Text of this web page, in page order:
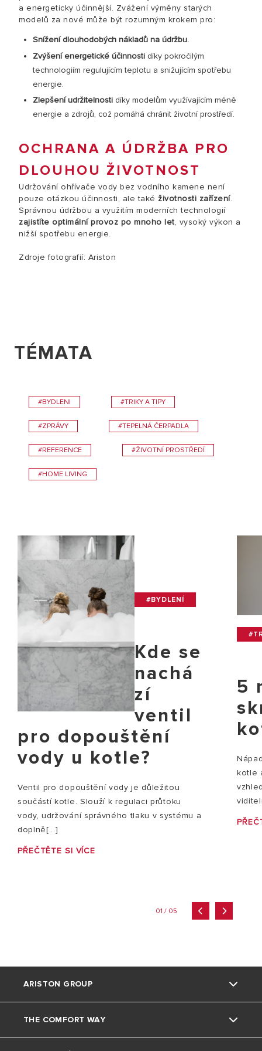
a energeticky účinnější. Zvážení výměny starých
modelů za nové může být rozumným krokem pro:
Snížení dlouhodobých nákladů na údržbu.
Zvýšení energetické účinnosti díky pokročilým
technologiím regulujícím teplotu a snižujícím spotřebu
energie.
Zlepšení udržitelnosti díky modelům využívajícím méně
energie a zdrojů, což pomáhá chránit životní prostředí.
OCHRANA A ÚDRŽBA PRO
DLOUHOU ŽIVOTNOST
Udržování ohřívače vody bez vodního kamene není
pouze otázkou účinnosti, ale také životnosti zařízení.
Správnou údržbou a využitím moderních technologií
zajistíte optimální provoz po mnoho let, vysoký výkon a
nižší spotřebu energie.
Zdroje fotografií: Ariston
TÉMATA
#BYDLENI #TRIKY A TIPY
#ZPRÁVY #TEPELNÁ ČERPADLA
#REFERENCE #ŽIVOTNÍ PROSTŘEDÍ
#HOME LIVING
#BYDLENÍ
Kde se
nachá
zí
ventil
pro dopouštění
vody u kotle?
Ventil pro dopouštění vody je důležitou
součástí kotle. Slouží k regulaci průtoku
vody, udržování správného tlaku v systému a
doplně[...]
PŘEČTĚTE SI VÍCE
5
kotle
01 / 05
ARISTON GROUP
Kdo jsme
THE COMFORT WAY